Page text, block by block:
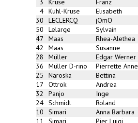
3 Kruse Franz
4 Kuhl-Kruse Elisabeth
30
LECLERCQ jOmO
50
Lelarge Sylvain
47
Maas Rhea-Alethea
42
Maas Susanne
28
Müller Edgar Werner
36
Müller D-rino Pierrette Anne
25
Naroska Bettina
17
Ottrok Andrea
32
Panjo Inge
24 Schmidt Roland
10
Simari Anna Barbara
11
Simari Pier Luigi